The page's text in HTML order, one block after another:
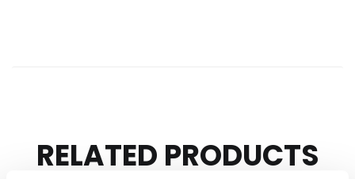
RELATED PRODUCTS